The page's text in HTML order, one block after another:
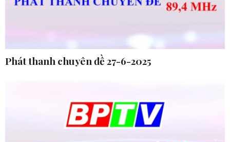
Phát thanh chuyên đề 27-6-2025